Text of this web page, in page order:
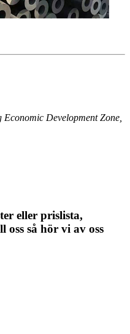
Development Zone,
eller prislista,
oss så hör vi av oss